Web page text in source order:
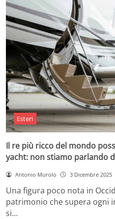
Esteri
Il re più ricco del mondo
yacht: non stiamo parlando
Antonio Murolo 3 Dicembre 2025
Una figura poco nota in
patrimonio che supera ogni
si…